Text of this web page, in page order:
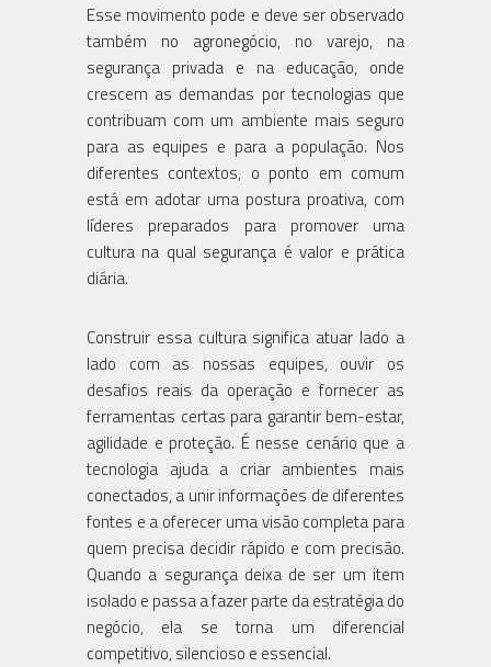
Esse movimento pode e deve ser observado
também no agronegócio, no varejo, na
segurança privada e na educação, onde
crescem as demandas por tecnologias que
contribuam com um ambiente mais seguro
para as equipes e para a população. Nos
diferentes contextos, o ponto em comum
está em adotar uma postura proativa, com
líderes preparados para promover uma
cultura na qual segurança é valor e prática
diária.
Construir essa cultura significa atuar lado a
lado com as nossas equipes, ouvir os
desafios reais da operação e fornecer as
ferramentas certas para garantir bem-estar,
agilidade e proteção. É nesse cenário que a
tecnologia ajuda a criar ambientes mais
conectados, a unir informações de diferentes
fontes e a oferecer uma visão completa para
quem precisa decidir rápido e com precisão.
Quando a segurança deixa de ser um item
isolado e passa a fazer parte da estratégia do
negócio, ela se torna um diferencial
competitivo, silencioso e essencial.